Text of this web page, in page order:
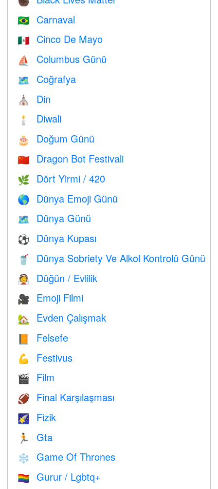
🇧🇷 Carnaval
🇲🇽 Cinco De Mayo
⛵️ Columbus Günü
🗺 Coğrafya
⛪️ Din
🕯 Diwali
🎂 Doğum Günü
🇨🇳 Dragon Bot Festivali
🌿 Dört Yirmi / 420
🌎 Dünya Emoji Günü
🗺️ Dünya Günü
⚽ Dünya Kupası
🥤 Dünya Sobriety Ve Alkol Kontrolü Günü
👰 Düğün / Evlilik
🎥 Emoji Filmi
🏡 Evden Çalışmak
📙 Felsefe
💪 Festivus
🎬 Film
🏈 Final Karşılaşması
🌠 Fizik
🏃 Gta
❄️ Game Of Thrones
🏳️‍🌈 Gurur / Lgbtq+